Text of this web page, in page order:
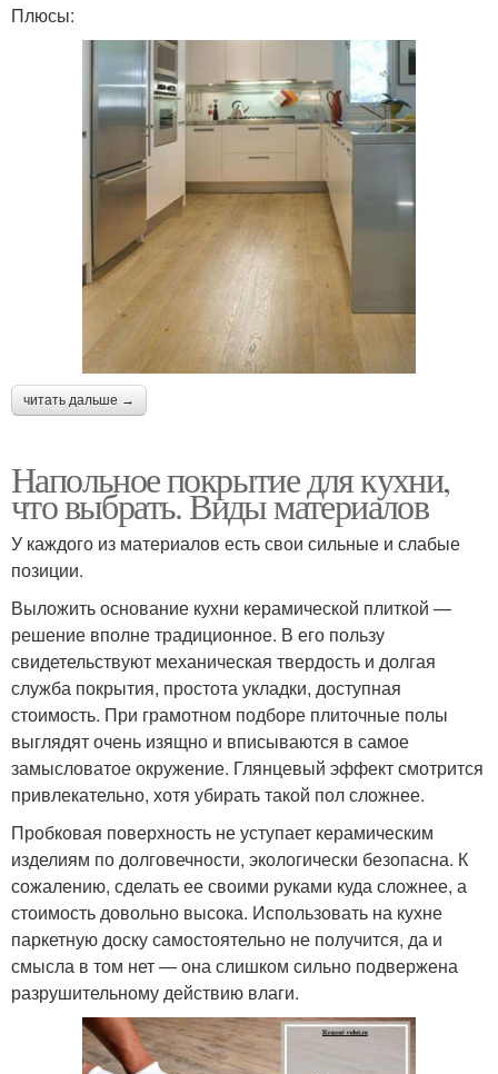
Плюсы:
читать дальше →
Напольное покрытие для кухни,
что выбрать. Виды материалов
У каждого из материалов есть свои сильные и слабые
позиции.
Выложить основание кухни керамической плиткой —
решение вполне традиционное. В его пользу
свидетельствуют механическая твердость и долгая
служба покрытия, простота укладки, доступная
стоимость. При грамотном подборе плиточные полы
выглядят очень изящно и вписываются в самое
замысловатое окружение. Глянцевый эффект смотрится
привлекательно, хотя убирать такой пол сложнее.
Пробковая поверхность не уступает керамическим
изделиям по долговечности, экологически безопасна. К
сожалению, сделать ее своими руками куда сложнее, а
стоимость довольно высока. Использовать на кухне
паркетную доску самостоятельно не получится, да и
смысла в том нет — она слишком сильно подвержена
разрушительному действию влаги.